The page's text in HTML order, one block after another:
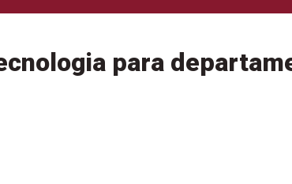
para